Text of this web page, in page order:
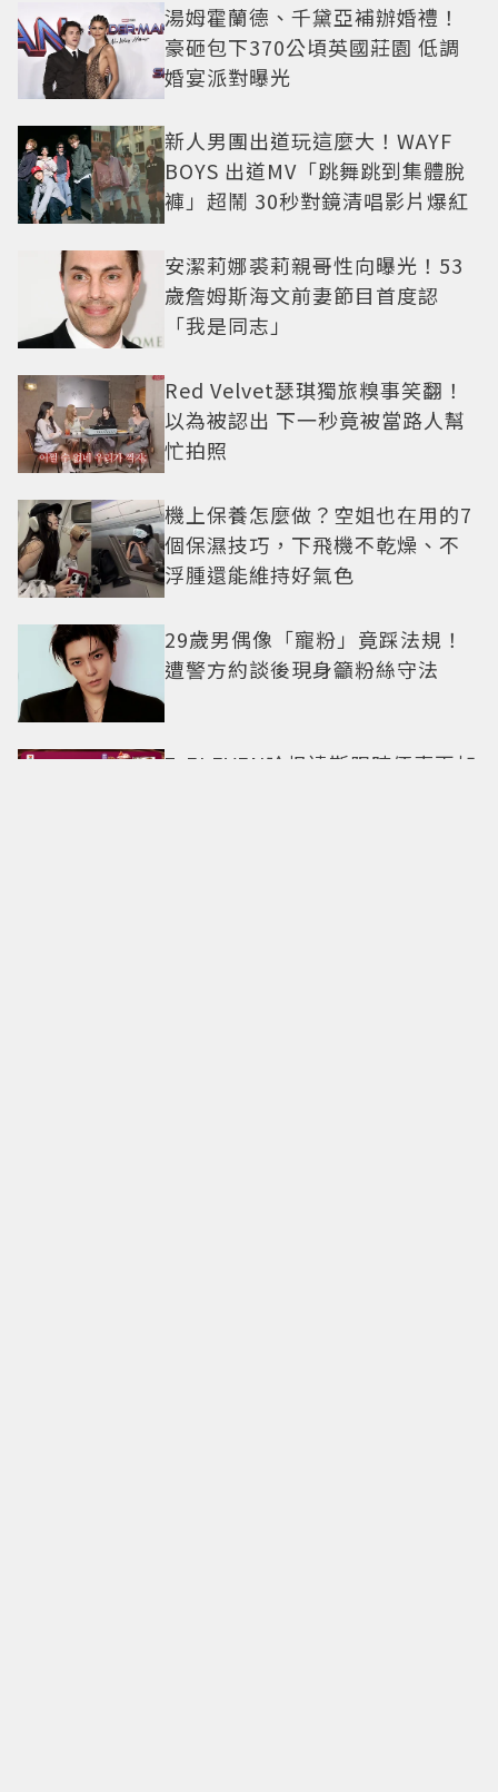
湯姆霍蘭德、千黛亞補辦婚禮！
豪砸包下370公頃英國莊園 低調
婚宴派對曝光
新人男團出道玩這麼大！WAYF
BOYS 出道MV「跳舞跳到集體脫
褲」超鬧 30秒對鏡清唱影片爆紅
安潔莉娜裘莉親哥性向曝光！53
歲詹姆斯海文前妻節目首度認
「我是同志」
Red Velvet瑟琪獨旅糗事笑翻！
以為被認出 下一秒竟被當路人幫
忙拍照
機上保養怎麼做？空姐也在用的7
個保濕技巧，下飛機不乾燥、不
浮腫還能維持好氣色
29歲男偶像「寵粉」竟踩法規！
遭警方約談後現身籲粉絲守法
7-ELEVEN哈根達斯限時優惠再加